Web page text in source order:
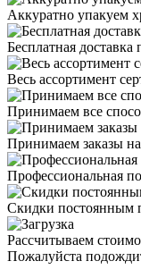
Аккуратно упакуем
Бесплатная
Весь ассортимент
Принимаем все
Принимаем заказы на
Профессиональная
Скидки постоянным
Рассчитываем
Пожалуйста